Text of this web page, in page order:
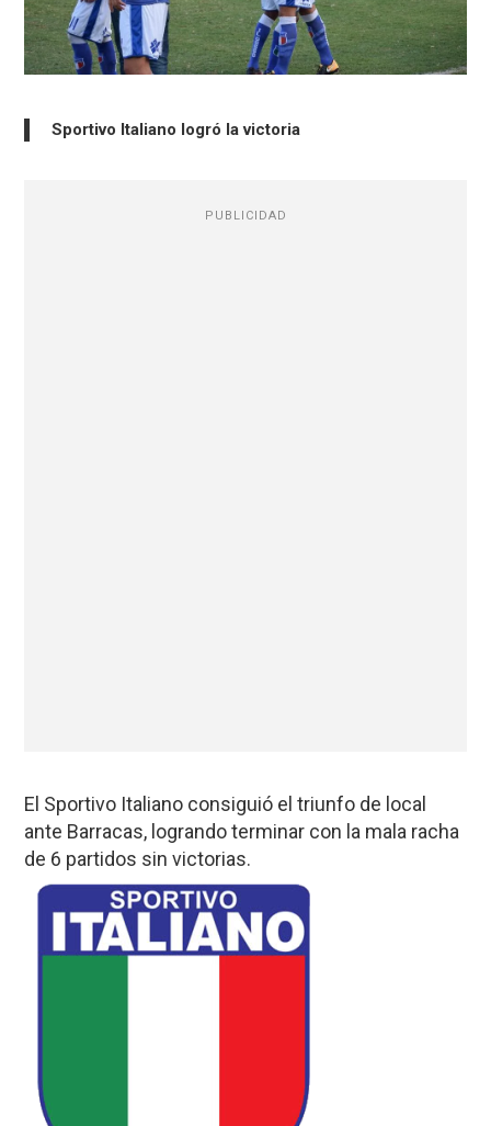
Sportivo Italiano logró la victoria
PUBLICIDAD
El Sportivo Italiano consiguió el triunfo de local
ante Barracas, logrando terminar con la mala racha
de 6 partidos sin victorias.